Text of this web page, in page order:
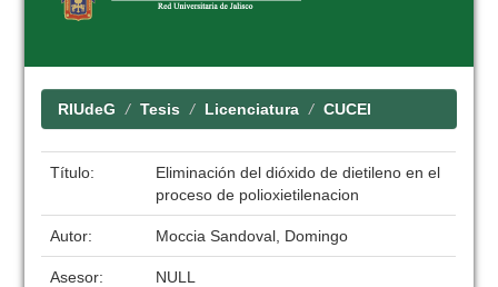
RIUdeG Tesis Licenciatura CUCEI
Título:
Eliminación del dióxido de dietileno en el
proceso de polioxietilenacion
Autor: Moccia Sandoval, Domingo
Asesor: NULL